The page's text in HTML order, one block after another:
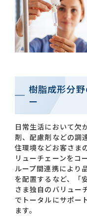
投資家情報
採用情報
お問い合わせ一覧
おすすめキーワード
樹脂成形分
ー
日常生活において欠
剤、配慮剤などの調
住環境などお客さま
リューチェーンをコ
ループ間連携により
を配置するなど、「
さま独自のバリュー
でトータルにサポー
ます。